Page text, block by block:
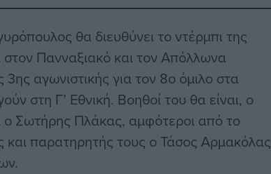
θα διευθύνει το ντέρμπι της
Πανναξιακό και τον Απόλλωνα
αγωνιστικής για τον 8ο όμιλο στα
στη Γ’ Εθνική. Βοηθοί του θα είναι, ο
Σωτήρης Πλάκας, αμφότεροι από το
και παρατηρητής τους ο Τάσος Αρμακόλας